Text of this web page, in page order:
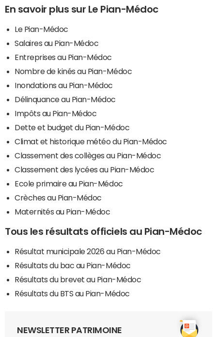
En savoir plus sur Le Pian-Médoc
Le Pian-Médoc
Salaires au Pian-Médoc
Entreprises au Pian-Médoc
Nombre de kinés au Pian-Médoc
Inondations au Pian-Médoc
Délinquance au Pian-Médoc
Impôts au Pian-Médoc
Dette et budget du Pian-Médoc
Climat et historique météo du Pian-Médoc
Classement des collèges au Pian-Médoc
Classement des lycées au Pian-Médoc
Ecole primaire au Pian-Médoc
Crèches au Pian-Médoc
Maternités au Pian-Médoc
Tous les résultats officiels au Pian-Médoc
Résultat municipale 2026 au Pian-Médoc
Résultats du bac au Pian-Médoc
Résultats du brevet au Pian-Médoc
Résultats du BTS au Pian-Médoc
NEWSLETTER PATRIMOINE